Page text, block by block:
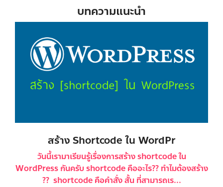
บทความแนะนำ
สร้าง Shortcode ใน WordPr
วันนี้เรามาเรียนรู้เรื่องการสร้าง shortcode ใน
WordPress กันครับ shortcode คืออะไร?? ทำไมต้องสร้าง
?? shortcode คือคำสั่ง สั้น ที่สามารถเร...